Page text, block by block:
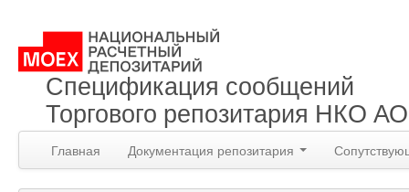
Спецификация сообщений
Торгового репозитария НКО
Главная Документация репозитария